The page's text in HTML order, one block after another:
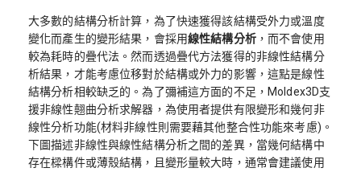
大多數的結構分析計算，為了快速獲得該結構受外力或溫度
變化而產生的變形結果，會採用線性結構分析，而不會使用
較為耗時的疊代法。然而透過疊代方法獲得的非線性結構分
析結果，才能考慮位移對於結構或外力的影響，這點是線性
結構分析相較缺乏的。為了彌補這方面的不足，Moldex3D支
援非線性翹曲分析求解器，為使用者提供有限變形和幾何非
線性分析功能(材料非線性則需要藉其他整合性功能來考慮)。
下圖描述非線性與線性結構分析之間的差異，當幾何結構中
存在樑構件或薄殼結構，且變形量較大時，通常會建議使用